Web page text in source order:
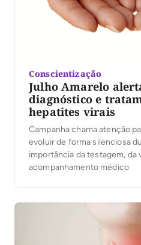
Conscientização
Julho Amarelo
diagnóstico e
hepatites virais
Campanha chama atenção
evoluir de forma silenciosa
importância da testagem, da
acompanhamento médico